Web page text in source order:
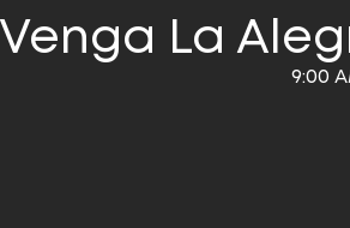
Venga La
9:00